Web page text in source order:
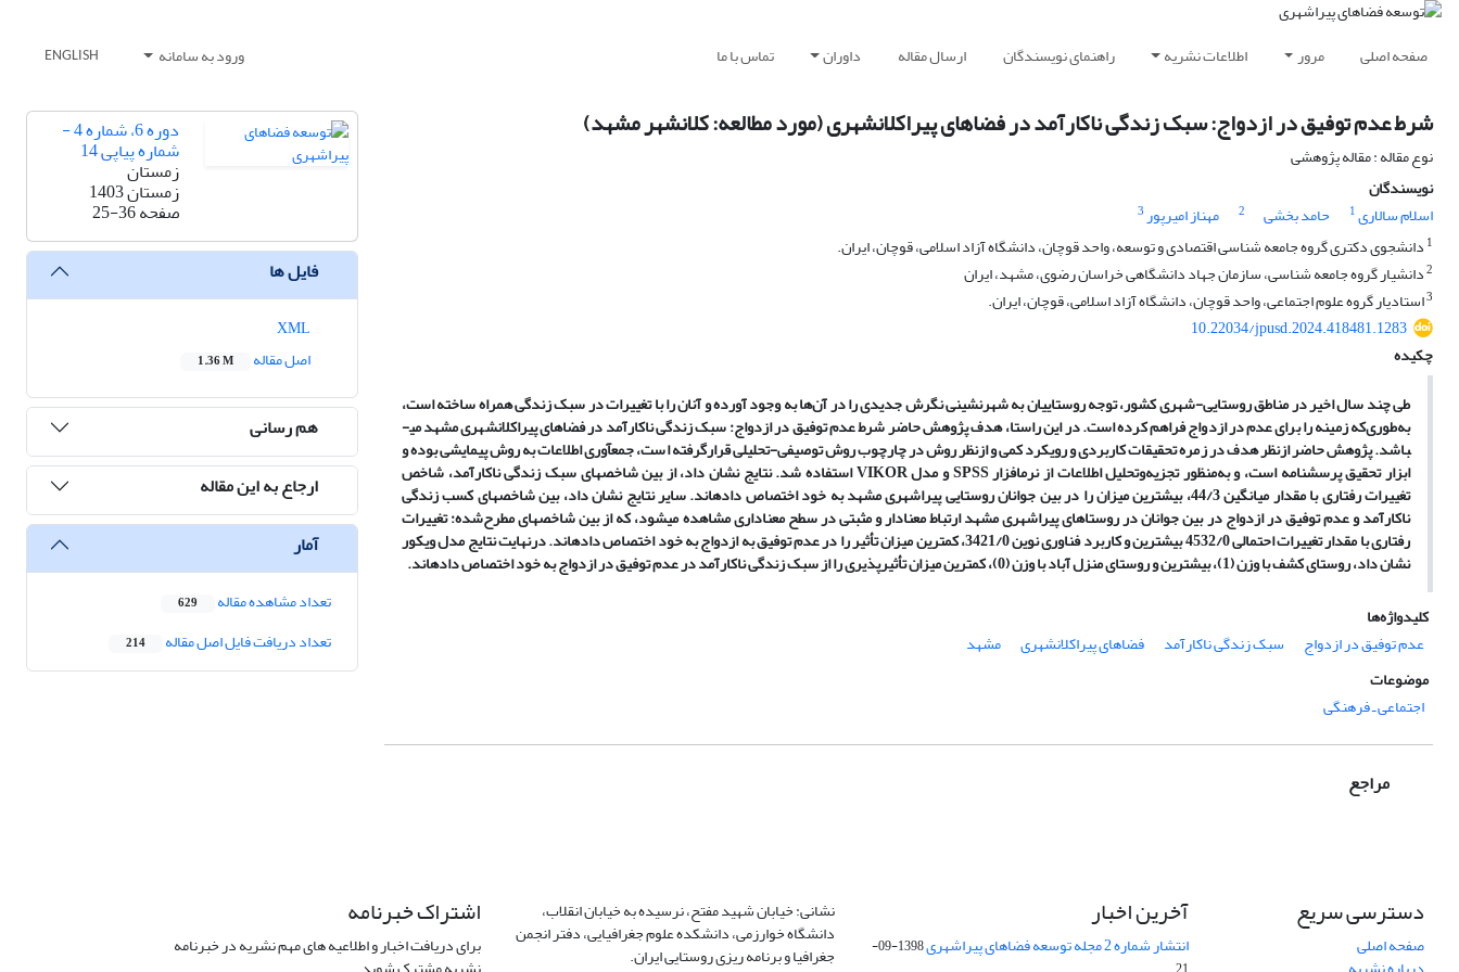
صفحه اصلی مرور اطلاعات نشریه راهنمای نویسندگان ارسال مقاله داوران تماس با ما ورود به سامانه ENGLISH
شرط عدم توفیق در ازدواج: سبک زندگی ناکارآمد در فضاهای پیراکلانشهری (مورد مطالعه: کلانشهر مشهد)
نوع مقاله : مقاله پژوهشی
نویسندگان
اسلام سالاری1 حامد بخشی 2 مهناز امیرپور3
1 دانشجوی دکتری گروه جامعه شناسی اقتصادی و توسعه، واحد قوچان، دانشگاه آزاد اسلامی، قوچان، ایران.
2دانشیار گروه جامعه شناسی، سازمان جهاد دانشگاهی خراسان رضوی، مشهد، ایران
3استادیار گروه علوم اجتماعی، واحد قوچان، دانشگاه آزاد اسلامی، قوچان، ایران.
10.22034/jpusd.2024.418481.1283
چکیده
طی چند سال اخیر در مناطق روستایی-شهری کشور، توجه روستاییان به شهرنشینی نگرش جدیدی را در آن‌ها به وجود آورده و آنان را با تغییرات در سبک زندگی همراه ساخته است،
به‌طوری‌که زمینه را برای عدم در ازدواج فراهم کرده است. در این راستا، هدف پژوهش حاضر شرط عدم توفیق در ازدواج: سبک زندگی ناکارآمد در فضاهای پیراکلانشهری مشهد می­
باشد. پژوهش حاضر ازنظر هدف در زمره تحقیقات کاربردی و رویکرد کمی و ازنظر روش در چارچوب روش توصیفی-تحلیلی قرارگرفته است، جمع­آوری اطلاعات به روش پیمایشی بوده و
ابزار تحقیق پرسشنامه است، و به‌منظور تجزیه‌وتحلیل اطلاعات از نرم­افزار SPSS و مدل VIKOR استفاده شد. نتایج نشان داد، از بین شاخص­های سبک زندگی ناکارآمد، شاخص
تغییرات رفتاری با مقدار میانگین 44/3، بیشترین میزان را در بین جوانان روستایی پیراشهری مشهد به خود اختصاص داده­اند. سایر نتایج نشان داد، بین شاخص­های کسب زندگی
ناکارآمد و عدم توفیق در ازدواج در بین جوانان در روستاهای پیراشهری مشهد ارتباط معنادار و مثبتی در سطح معناداری مشاهده می‎شود، که از بین شاخص­های مطرح‌شده: تغییرات
رفتاری با مقدار تغییرات احتمالی 4532/0 بیشترین و کاربرد فناوری نوین 3421/0، کمترین میزان تأثیر را در عدم توفیق به ازدواج به خود اختصاص داده­اند. درنهایت نتایج مدل ویکور
نشان داد، روستای کشف با وزن (1)، بیشترین و روستای منزل آباد با وزن (0)، کمترین میزان تأثیرپذیری را از سبک زندگی ناکارآمد در عدم توفیق در ازدواج به خود اختصاص داده­اند.
کلیدواژه‌ها
عدم توفیق در ازدواج
سبک زندگی ناکارآمد فضاهای پیراکلانشهری
مشهد
موضوعات
اجتماعی ـ فرهنگی
مراجع
دوره 6، شماره 4 -
شماره پیاپی 14
زمستان
زمستان 1403
صفحه25-36
فایل ها
اصل مقاله
1.36 M
هم رسانی
ارجاع به این مقاله
آمار
تعداد مشاهده مقاله 629
تعداد دریافت فایل اصل مقاله 214
دسترسی سریع
صفحه اصلی
آخرین اخبار
انتشار شماره 2 مجله توسعه فضاهای پیراشهری
1398-09-
نشانی: خیابان شهید مفتح، نرسیده به خیابان انقلاب،
دانشگاه خوارزمی، دانشکده علوم جغرافیایی، دفتر انجمن
جغرافیا و برنامه ریزی روستایی ایران.
اشتراک خبرنامه
برای دریافت اخبار و اطلاعیه های مهم نشریه در خبرنامه